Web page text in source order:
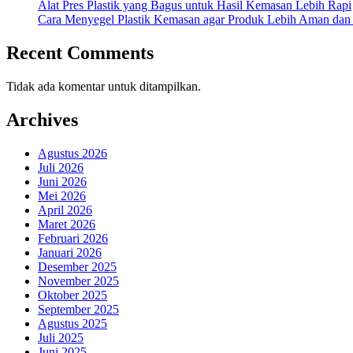
Alat Pres Plastik yang Bagus untuk Hasil Kemasan Lebih Rapi
Cara Menyegel Plastik Kemasan agar Produk Lebih Aman
Recent Comments
Tidak ada komentar untuk ditampilkan.
Archives
Agustus 2026
Juli 2026
Juni 2026
Mei 2026
April 2026
Maret 2026
Februari 2026
Januari 2026
Desember 2025
November 2025
Oktober 2025
September 2025
Agustus 2025
Juli 2025